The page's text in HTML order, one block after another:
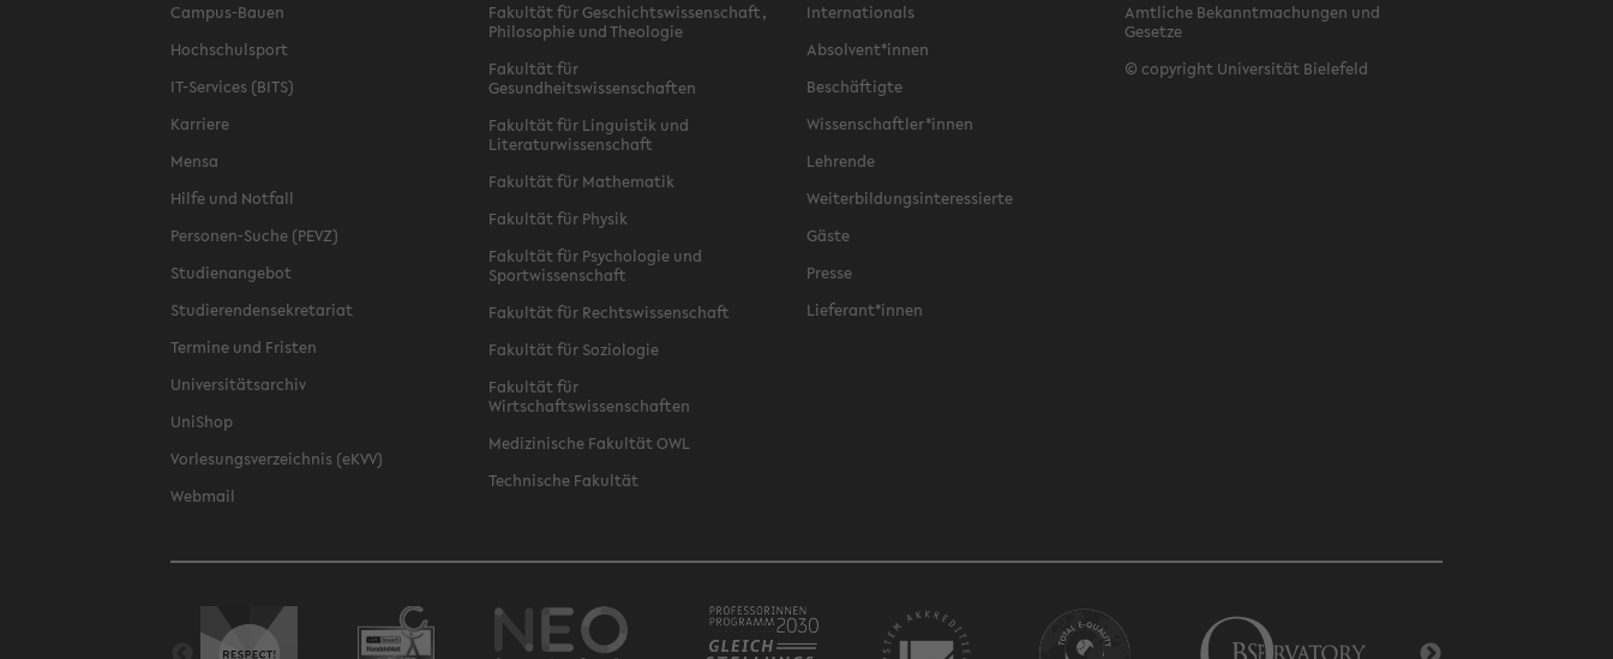
Campus-Bauen
Hochschulsport
IT-Services (BITS)
Karriere
Mensa
Hilfe und Notfall
Personen-Suche (PEVZ)
Studienangebot
Studierendensekretariat
Termine und Fristen
Universitätsarchiv
UniShop
Vorlesungsverzeichnis (eKVV)
Webmail
Fakultät für Geschichtswissenschaft,
Philosophie und Theologie
Fakultät für
Gesundheitswissenschaften
Fakultät für Linguistik und
Literaturwissenschaft
Fakultät für Mathematik
Fakultät für Physik
Fakultät für Psychologie und
Sportwissenschaft
Fakultät für Rechtswissenschaft
Fakultät für Soziologie
Fakultät für
Wirtschaftswissenschaften
Medizinische Fakultät OWL
Technische Fakultät
Internationals
Absolvent*innen
Beschäftigte
Wissenschaftler*innen
Lehrende
Weiterbildungsinteressierte
Gäste
Presse
Lieferant*innen
Amtliche Bekanntmachungen und
Gesetze
© copyright Universität Bielefeld